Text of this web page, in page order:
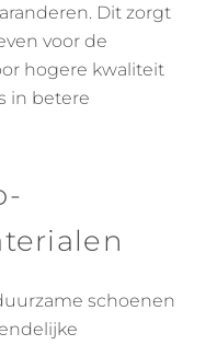
Dit zorgt
voor de
hogere kwaliteit
in betere
schoenen